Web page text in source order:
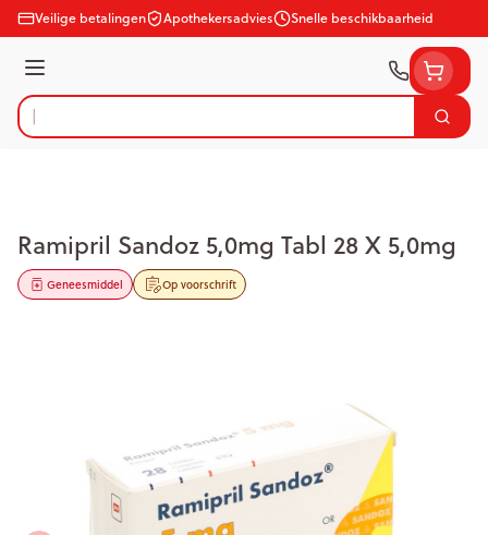
Ga naar de inhoud
Veilige betalingen Apothekersadvies Snelle beschikbaarheid
Menu
Product, merk, categorie... Zoek
Ramipril Sandoz 5,0mg Tabl 28 X 5,0mg
Op voorschrift
Geneesmiddel